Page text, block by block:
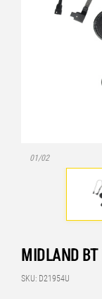
01/02
MIDLAND
SKU: D21954U